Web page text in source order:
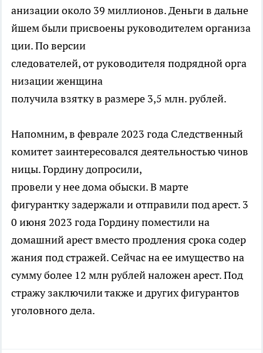
анизации около 39 миллионов. Деньги в дальне
йшем были присвоены руководителем организа
ции. По версии
следователей, от руководителя подрядной орга
низации женщина
получила взятку в размере 3,5 млн. рублей.
Напомним, в феврале 2023 года Следственный
комитет заинтересовался деятельностью чинов
ницы. Гордину допросили,
провели у нее дома обыски. В марте
фигурантку задержали и отправили под арест. 3
0 июня 2023 года Гордину поместили на
домашний арест вместо продления срока содер
жания под стражей. Сейчас на ее имущество на
сумму более 12 млн рублей наложен арест. Под
стражу заключили также и других фигурантов
уголовного дела.